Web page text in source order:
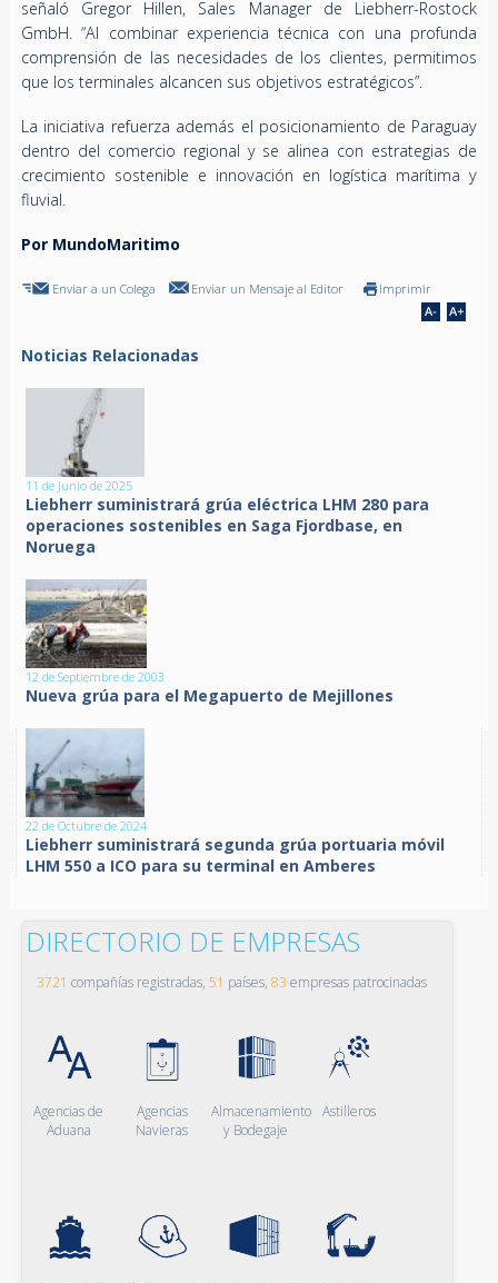
señaló Gregor Hillen, Sales Manager de Liebherr-Rostock
GmbH. “Al combinar experiencia técnica con una profunda
comprensión de las necesidades de los clientes, permitimos
que los terminales alcancen sus objetivos estratégicos”.
La iniciativa refuerza además el posicionamiento de Paraguay
dentro del comercio regional y se alinea con estrategias de
crecimiento sostenible e innovación en logística marítima y
fluvial.
Por MundoMaritimo
Enviar a un Colega Enviar un Mensaje al Editor Imprimir
Noticias Relacionadas
11 de Junio de 2025
Liebherr suministrará grúa eléctrica LHM 280 para
operaciones sostenibles en Saga Fjordbase, en
Noruega
12 de Septiembre de 2003
Nueva grúa para el Megapuerto de Mejillones
22 de Octubre de 2024
Liebherr suministrará segunda grúa portuaria móvil
LHM 550 a ICO para su terminal en Amberes
DIRECTORIO DE EMPRESAS
3721 compañías registradas, 51 países, 83 empresas patrocinadas
Agencias de
Aduana
Agencias
Navieras
Almacenamiento
y Bodegaje
Astilleros